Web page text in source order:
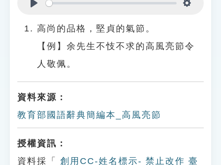
高尚的品格，堅貞的氣節。
【例】余先生不忮不求的高風亮節令
人敬佩。
資料來源：
教育部國語辭典簡編本_高風亮節
授權資訊：
資料採「
創用CC-姓名標示- 禁止改作 臺